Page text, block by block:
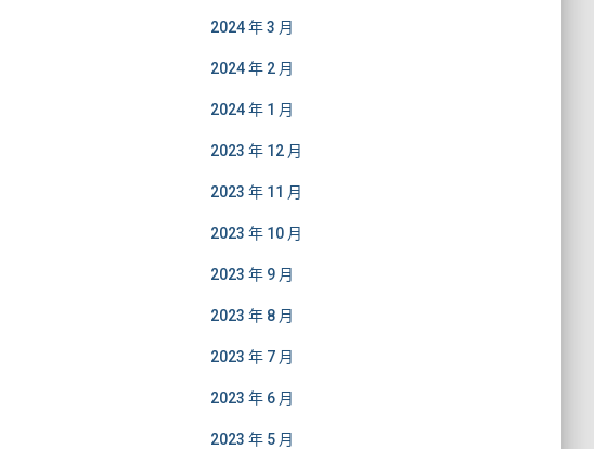
2024 年 3 月
2024 年 2 月
2024 年 1 月
2023 年 12 月
2023 年 11 月
2023 年 10 月
2023 年 9 月
2023 年 8 月
2023 年 7 月
2023 年 6 月
2023 年 5 月